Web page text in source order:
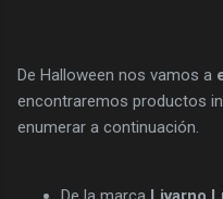
De Halloween nos vamos a
encontraremos productos
enumerar a continuación.